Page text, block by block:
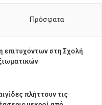
Πρόσφατα
επιτυχόντων στη Σχολή
πλήττουν τις